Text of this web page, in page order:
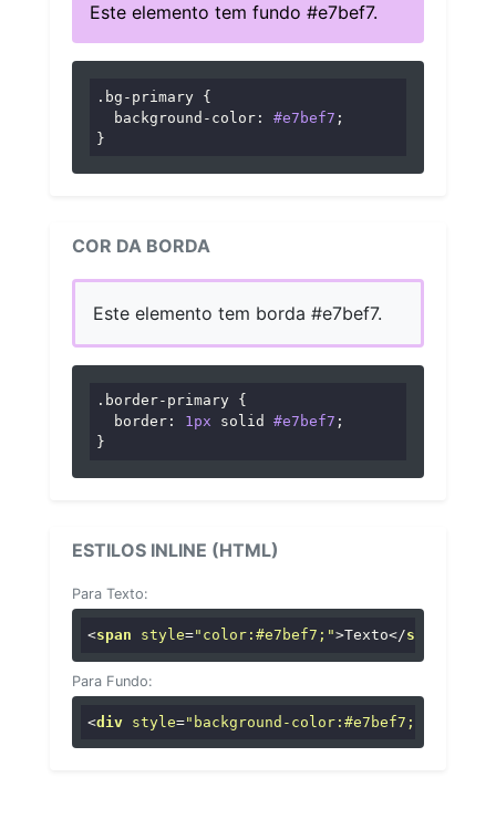
Este elemento tem fundo #e7bef7.
.bg-primary {
background-color : #e7bef7 ;
}
COR DA BORDA
Este elemento tem borda #e7bef7.
.border-primary {
border : 1px solid #e7bef7 ;
}
ESTILOS INLINE (HTML)
Para Texto:
<span style="color:#e7bef7;">Texto</span
Para Fundo:
<div style="background-color:#e7bef7;"